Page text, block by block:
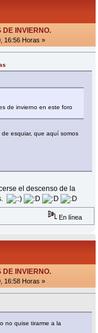
DE INVIERNO.
16:56 Horas »
de invierno en este foro
esquiar, que aquí somos
el descenso de la
En línea
DE INVIERNO.
16:58 Horas »
no quise tirarme a la